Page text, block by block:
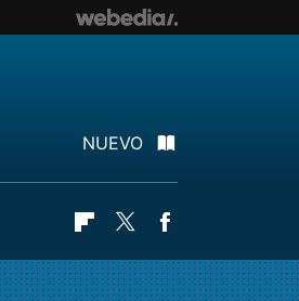
NUEVO
Flipboard
Twitter